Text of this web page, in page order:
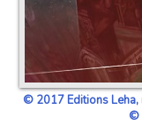
© 2017 Editions
©